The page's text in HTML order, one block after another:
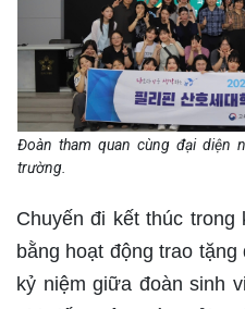
Đoàn tham quan cùng đại diện
trường.
Chuyến đi kết thúc
bằng hoạt động trao
kỷ niệm giữa đoàn sinh